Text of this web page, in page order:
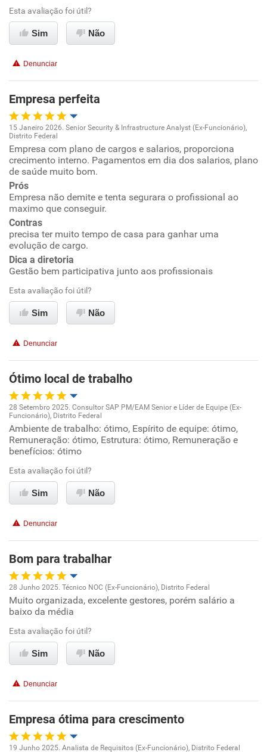
Conciliação com a vida familiar
Recomenda a diretoria
Esta avaliação foi útil?
Sim Não
Denunciar
Empresa perfeita
Oportunidade de promoção
Ambiente de trabalho
Conciliação com a vida familiar
Benefícios
Recomenda esta empresa
Recomenda a diretoria
15 Janeiro 2026. Senior Security & Infrastructure Analyst (Ex-Funcionário),
Distrito Federal
Empresa com plano de cargos e salarios, proporciona
crecimento interno. Pagamentos em dia dos salarios, plano
de saúde muito bom.
Prós
Empresa não demite e tenta segurara o profissional ao
maximo que conseguir.
Contras
precisa ter muito tempo de casa para ganhar uma
evolução de cargo.
Dica a diretoria
Gestão bem participativa junto aos profissionais
Esta avaliação foi útil?
Sim Não
Denunciar
Ótimo local de trabalho
Oportunidade de promoção
Ambiente de trabalho
Conciliação com a vida familiar
Recomenda esta empresa
Recomenda a diretoria
28 Setembro 2025. Consultor SAP PM/EAM Senior e Líder de Equipe (Ex-
Funcionário), Distrito Federal
Ambiente de trabalho: ótimo, Espírito de equipe: ótimo,
Remuneração: ótimo, Estrutura: ótimo, Remuneração e
benefícios: ótimo
Esta avaliação foi útil?
Sim Não
Denunciar
Bom para trabalhar
Oportunidade de promoção
Ambiente de trabalho
Conciliação com a vida familiar
Recomenda esta empresa
Recomenda a diretoria
28 Junho 2025. Técnico NOC (Ex-Funcionário), Distrito Federal
Muito organizada, excelente gestores, porém salário a
baixo da média
Esta avaliação foi útil?
Sim Não
Denunciar
Empresa ótima para crescimento
19 Junho 2025. Analista de Requisitos (Ex-Funcionário), Distrito Federal